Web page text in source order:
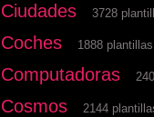
Ciudades 3728
Coches 1888 plantillas
Computadoras
Cosmos 2144